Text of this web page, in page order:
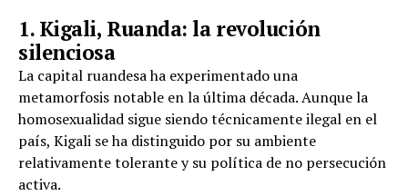
1. Kigali, Ruanda: la revolución
silenciosa
La capital ruandesa ha experimentado una
metamorfosis notable en la última década. Aunque la
homosexualidad sigue siendo técnicamente ilegal en el
país, Kigali se ha distinguido por su ambiente
relativamente tolerante y su política de no persecución
activa.